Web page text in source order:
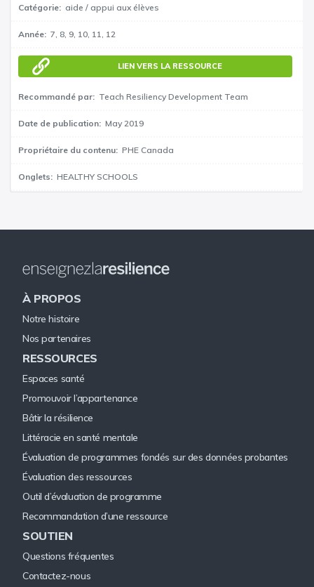
Catégorie aide / appui aux élèves
Année 7 8 9 10 11 12
LIEN VERS LA RESSOURCE
Recommandé par Teach Resiliency Development Team
Date de publication May 2019
Propriétaire du contenu PHE Canada
Onglets HEALTHY SCHOOLS
À PROPOS
Notre histoire
Nos partenaires
RESSOURCES
Espaces santé
Promouvoir l’appartenance
Bâtir la résilience
Littéracie en santé mentale
Évaluation de programmes fondés sur des données probantes
Évaluation des ressources
Outil d’évaluation de programme
Recommandation d’une ressource
SOUTIEN
Questions fréquentes
Contactez-nous